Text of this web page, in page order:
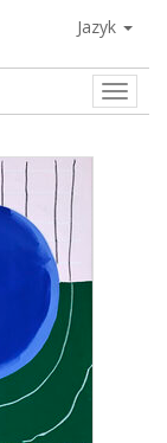
Jazyk
Toggle